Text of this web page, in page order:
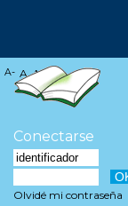
A- A A+
Conectarse
Olvidé mi contraseña